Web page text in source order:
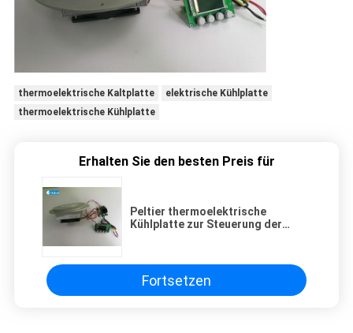
thermoelektrische Kaltplatte
elektrische Kühlplatte
thermoelektrische Kühlplatte
Erhalten Sie den besten Preis für
Peltier thermoelektrische
Kühlplatte zur Steuerung der
Fortsetzen